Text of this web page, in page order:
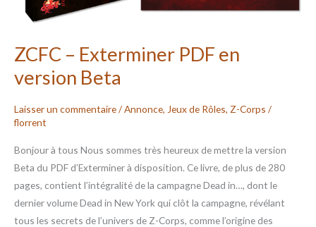
ZCFC – Exterminer PDF en
version Beta
Laisser un commentaire/Annonce, Jeux de Rôles, Z-Corps /
florrent
Bonjour à tous Nous sommes très heureux de mettre la version
Beta du PDF d’Exterminer à disposition. Ce livre, de plus de 280
pages, contient l’intégralité de la campagne Dead in…, dont le
dernier volume Dead in New York qui clôt la campagne, révélant
tous les secrets de l’univers de Z-Corps, comme l’origine des